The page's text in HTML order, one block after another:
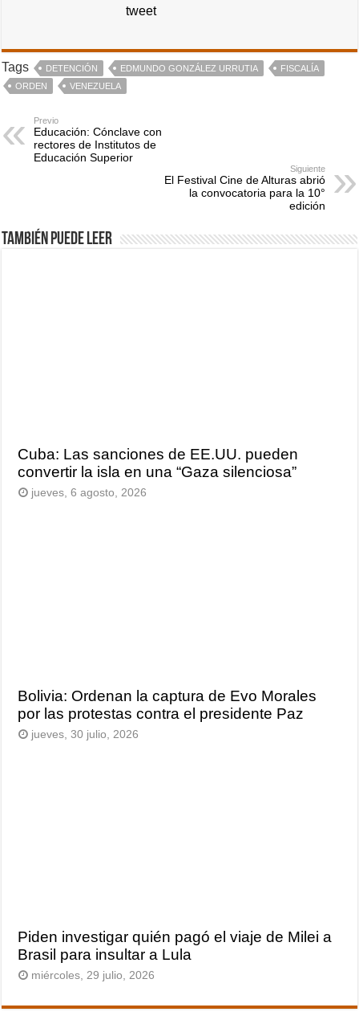
tweet
Tags DETENCIÓN EDMUNDO GONZÁLEZ URRUTIA
FISCALÍA
ORDEN
VENEZUELA
Previo
Educación: Cónclave con
rectores de Institutos de
Educación Superior
Siguiente
El Festival Cine de Alturas abrió
la convocatoria para la 10°
edición
También puede leer
Cuba: Las sanciones de EE.UU. pueden
convertir la isla en una “Gaza silenciosa”
jueves, 6 agosto, 2026
Bolivia: Ordenan la captura de Evo Morales
por las protestas contra el presidente Paz
jueves, 30 julio, 2026
Piden investigar quién pagó el viaje de Milei a
Brasil para insultar a Lula
miércoles, 29 julio, 2026